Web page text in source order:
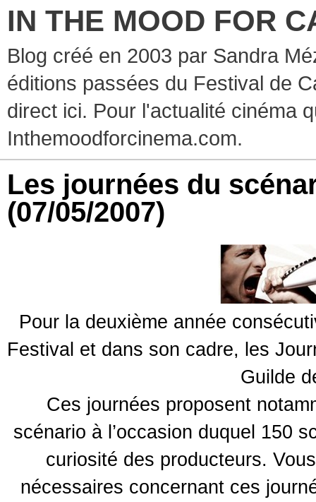
IN THE MOOD FOR
Blog créé en 2003 par Sandra
éditions passées du Festival de
direct ici. Pour l'actualité cinéma
Inthemoodforcinema.com.
Les journées du
(07/05/2007)
Pour la deuxième année
Festival et dans son cadre, les
Guilde
Ces journées proposent
scénario à l’occasion duquel 150
curiosité des producteurs.
nécessaires concernant ces